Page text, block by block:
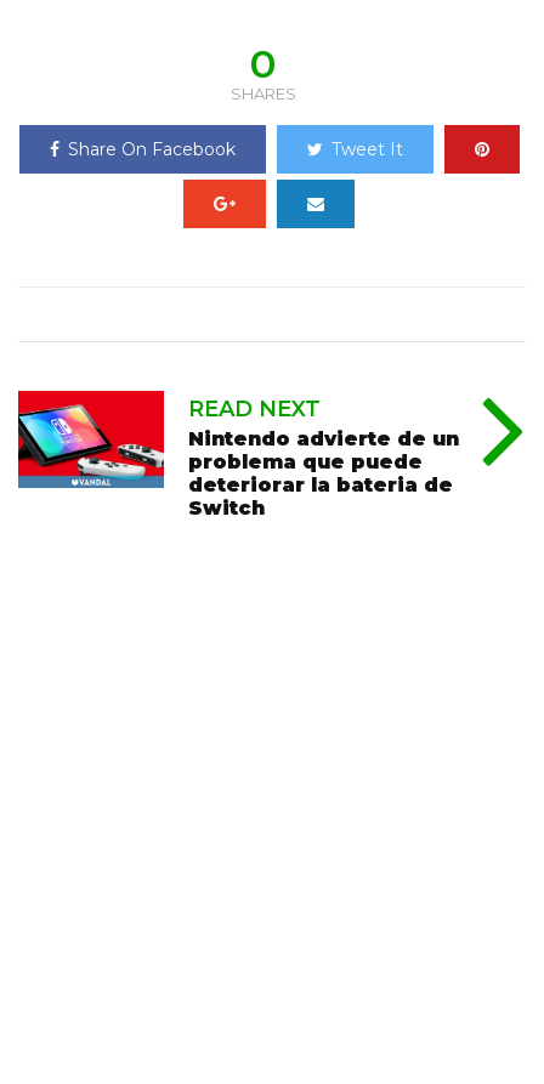
0
SHARES
Share On Facebook Tweet It
READ NEXT
Nintendo advierte de un
problema que puede
deteriorar la bateria de
Switch